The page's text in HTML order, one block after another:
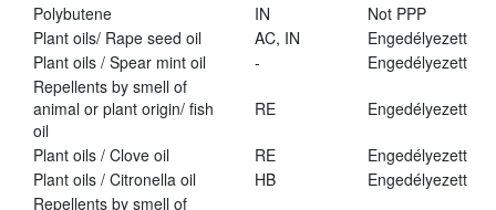
Polybutene
IN
Not PPP
Plant oils/ Rape seed oil
AC, IN
Engedélyezett
Plant oils / Spear mint oil
-
Engedélyezett
Repellents by smell of
animal or plant origin/ fish
oil
RE Engedélyezett
Plant oils / Clove oil RE
Engedélyezett
Plant oils / Citronella oil
HB
Engedélyezett
Repellents by smell of